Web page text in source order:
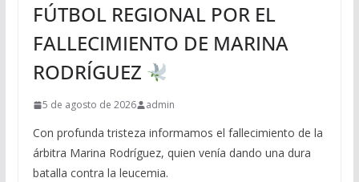
FÚTBOL REGIONAL POR EL
FALLECIMIENTO DE MARINA
RODRÍGUEZ
5 de agosto de 2026 admin
Con profunda tristeza informamos el fallecimiento de la
árbitra Marina Rodríguez, quien venía dando una dura
batalla contra la leucemia.